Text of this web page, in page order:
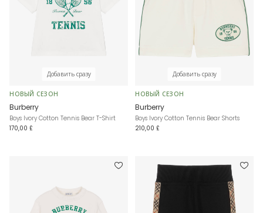
Добавить сразу
НОВЫЙ СЕЗОН
Burberry
Boys Ivory Cotton Tennis Bear T-Shirt
170,00 £
Добавить сразу
НОВЫЙ СЕЗОН
Burberry
Boys Ivory Cotton Tennis Bear Shorts
210,00 £